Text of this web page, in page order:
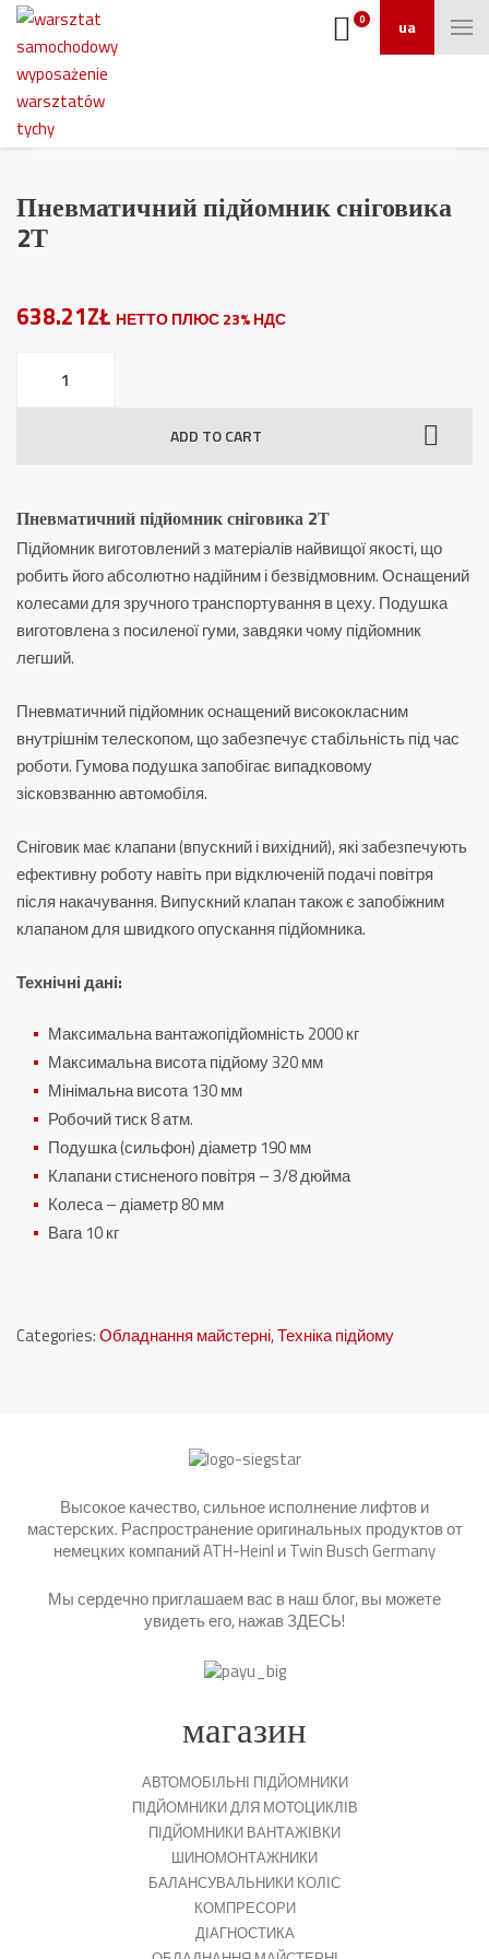
ua
0
Пневматичний підйомник сніговика
2Т
638.21ZŁ НЕТТО ПЛЮС 23% НДС
підйомник
ADD TO CART
Пневматичний підйомник сніговика 2Т
Підйомник виготовлений з матеріалів найвищої якості, що
робить його абсолютно надійним і безвідмовним.Оснащений
колесами для зручного транспортування в цеху. Подушка
виготовлена ​​з посиленої гуми, завдяки чому підйомник
легший.
Пневматичний підйомник оснащений висококласним
внутрішнім телескопом, що забезпечує стабільність під час
роботи. Гумова подушка запобігає випадковому
зісковзванню автомобіля.
Сніговик має клапани (впускний і вихідний), які забезпечують
ефективну роботу навіть при відключеній подачі повітря
після накачування. Випускний клапан також є запобіжним
клапаном для швидкого опускання підйомника.
Технічні дані:
Максимальна вантажопідйомність 2000 кг
Максимальна висота підйому 320 мм
Мінімальна висота 130 мм
Робочий тиск 8 атм.
Подушка (сильфон) діаметр 190 мм
Клапани стисненого повітря – 3/8 дюйма
Колеса – діаметр 80 мм
Вага 10 кг
Categories:Обладнання майстерні,Техніка підйому
Высокое качество, сильное исполнение лифтов и
мастерских. Распространение оригинальных продуктов от
немецких компаний ATH-Heinl и Twin Busch Germany
Мы сердечно приглашаем вас в наш блог, вы можете
увидеть его, нажавЗДЕСЬ!
магазин
АВТОМОБІЛЬНІ ПІДЙОМНИКИ
ПІДЙОМНИКИ ДЛЯ МОТОЦИКЛІВ
ПІДЙОМНИКИ ВАНТАЖІВКИ
ШИНОМОНТАЖНИКИ
БАЛАНСУВАЛЬНИКИ КОЛІС
КОМПРЕСОРИ
ДІАГНОСТИКА